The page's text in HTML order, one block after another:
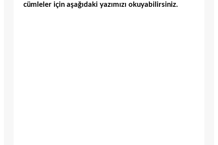
cümleler için aşağıdaki yazımızı okuyabilirsiniz.